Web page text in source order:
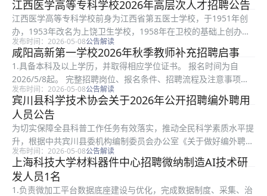
涉及69个岗位。报名时间为2026/5/13 08:00 20...
江西医学高等专科学校2026年高层次人才招聘公告
江西医学高等专科学校前身为江西省第五医士学校，于1951年创
办，1953年改名为上饶卫生学校，1958年在卫校的基础上创办上
饶医学高等专科学校，1959年更名为赣东北医学院，1978年经省
人民政府批准成立江西医学院上饶分院，2013年设立江...
发布时间：2026-05-08公告解读
咸阳高新第一学校2026年秋季教师补充招聘启事
1.具备本科及以上学历，并取得相应学位证书。 报名时间为自
2026/5/8起。 完整招聘岗位、报名条件、招聘流程及注意事项，
请点击链接查看： https://www.fenbi.com/page/exam
information detai...
发布时间：2026-05-08公告解读
宾川县科学技术协会关于2026年公开招聘编外聘用
人员公告
为切实保障全县科普工作任务有效落实，推动全民科学素质水平提
升，根据中共宾川县委机构编制委员会办公室《关于做好编外聘用
人员信息采集及用人额度申报工作的通知》（宾编办发〔2026〕1
号）的文件要求，结合实际需要，宾川县科学技术协会拟面向社会
公开...
发布时间：2026-05-08公告解读
上海科技大学材料器件中心招聘微纳制造AI技术研
发人员1名
1.负责微加工平台数据底座建设与优化，完成数据制度、采集、治